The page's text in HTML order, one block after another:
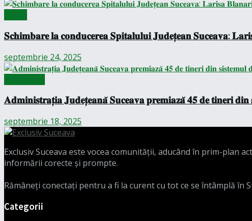
𝐒𝐜𝐡𝐢𝐦𝐛𝐚𝐫𝐞 𝐥𝐚 𝐜𝐨𝐧𝐝𝐮𝐜𝐞𝐫𝐞𝐚 𝐒𝐩𝐢𝐭𝐚𝐥𝐮𝐥𝐮𝐢 𝐉𝐮𝐝𝐞𝐭̦𝐞𝐚𝐧 𝐒𝐮𝐜𝐞𝐚𝐯𝐚:
septembrie 24, 2025
𝐀𝐝𝐦𝐢𝐧𝐢𝐬𝐭𝐫𝐚𝐭̦𝐢𝐚 𝐉𝐮𝐝𝐞𝐭̦𝐞𝐚𝐧𝐚̆ 𝐒𝐮𝐜𝐞𝐚𝐯𝐚 𝐩𝐫𝐞𝐦𝐢𝐚𝐳𝐚̆ 𝟒𝟓 𝐝𝐞 𝐭𝐢𝐧𝐞𝐫𝐢 𝐝𝐢𝐧
septembrie 18, 2025
Exclusiv Suceava este vocea comunității, aducând în prim-plan
informării corecte și prompte.
Rămâneți conectați pentru a fi la curent cu tot ce se întâmplă în
Categorii